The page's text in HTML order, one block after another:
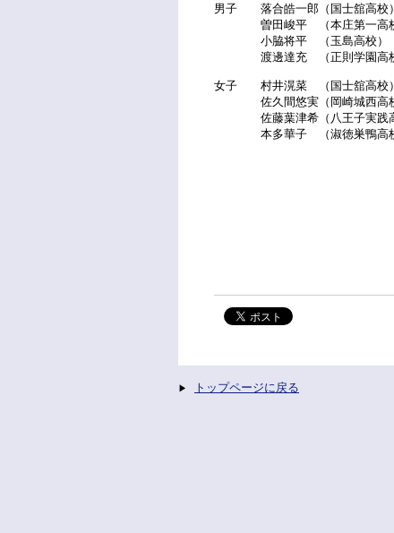
男子 落合皓一郎（国士舘高校）
曽田峻平 （本庄第一高校
小脇将平 （玉島高校）
渡邊達充 （正則学園高校
女子 村井滉菜 （国士舘高校）
佐久間悠実（岡崎城西高校
佐藤葉津希（八王子実践高
本多華子 （淑徳巣鴨高校
男子優勝
女子優勝
トップページに戻る